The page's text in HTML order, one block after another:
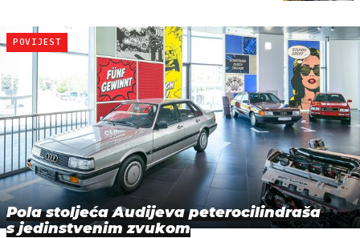
POVIJEST
Pola stoljeća Audijeva peterocilindraša
s jedinstvenim zvukom